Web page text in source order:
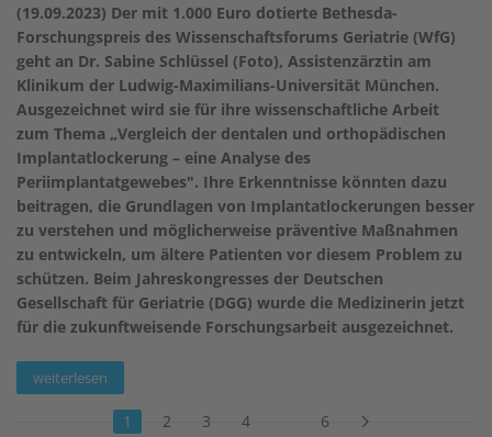
(19.09.2023) Der mit 1.000 Euro dotierte Bethesda-
Forschungspreis des Wissenschaftsforums Geriatrie (WfG)
geht an Dr. Sabine Schlüssel (Foto), Assistenzärztin am
Klinikum der Ludwig-Maximilians-Universität München.
Ausgezeichnet wird sie für ihre wissenschaftliche Arbeit
zum Thema „Vergleich der dentalen und orthopädischen
Implantatlockerung – eine Analyse des
Periimplantatgewebes". Ihre Erkenntnisse könnten dazu
beitragen, die Grundlagen von Implantatlockerungen besser
zu verstehen und möglicherweise präventive Maßnahmen
zu entwickeln, um ältere Patienten vor diesem Problem zu
schützen. Beim Jahreskongresses der Deutschen
Gesellschaft für Geriatrie (DGG) wurde die Medizinerin jetzt
für die zukunftweisende Forschungsarbeit ausgezeichnet.
weiterlesen
1 2 3 4 6